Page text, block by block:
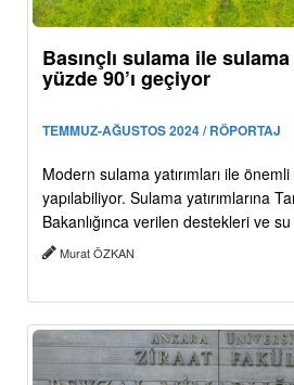
Basınçlı sulama ile sulama
yüzde 90’ı geçiyor
TEMMUZ-AĞUSTOS 2024 / RÖPORTAJ
Modern sulama yatırımları ile
yapılabiliyor. Sulama yatırımlarına
Bakanlığınca verilen destekleri ve
Murat ÖZKAN